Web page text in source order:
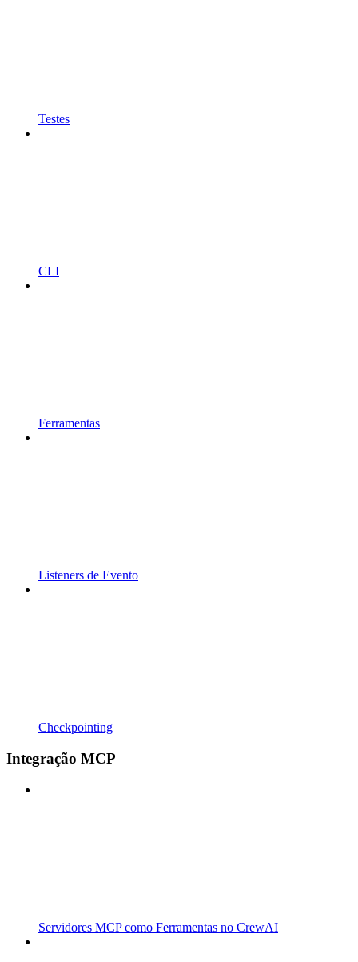
Testes
CLI
Ferramentas
Listeners de Evento
Checkpointing
Integração MCP
Servidores MCP como Ferramentas no CrewAI